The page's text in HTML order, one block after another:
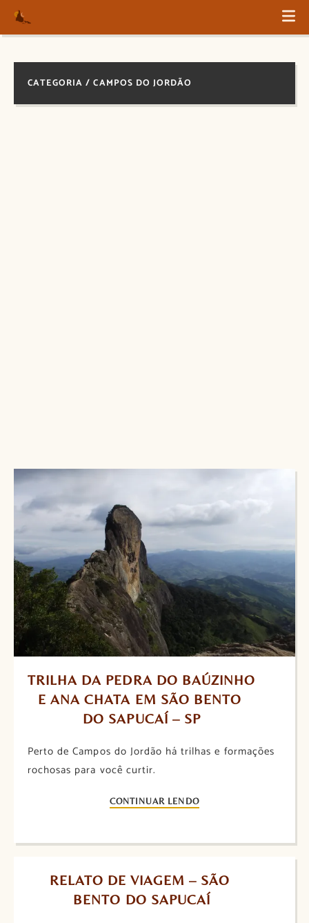
CATEGORIA / CAMPOS DO JORDÃO
TRILHA DA PEDRA DO BAÚZINHO
E ANA CHATA EM SÃO BENTO
DO SAPUCAÍ – SP
Perto de Campos do Jordão há trilhas e formações
rochosas para você curtir.
CONTINUAR LENDO
RELATO DE VIAGEM – SÃO
BENTO DO SAPUCAÍ